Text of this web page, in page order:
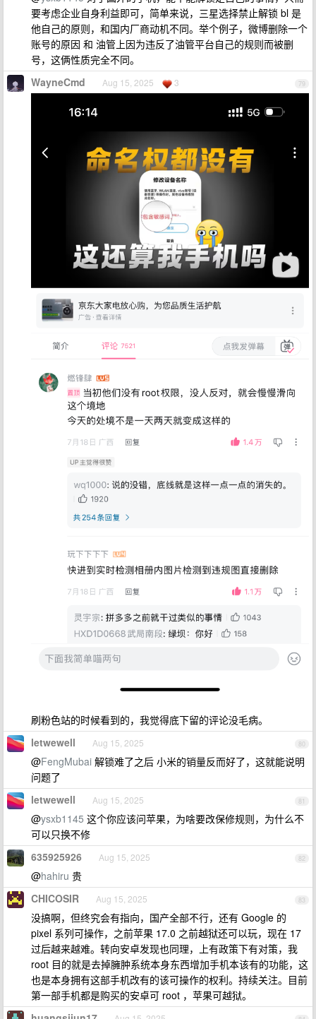
要考虑企业自身利益即可，简单来说，三星选择禁止解锁 bl 是
他自己的原则，和国内厂商动机不同。举个例子，微博删除一个
账号的原因 和 油管上因为违反了油管平台自己的规则而被删
号，这俩性质完全不同。
79
WayneCmd Aug 15, 2025 3
刷粉色站的时候看到的，我觉得底下留的评论没毛病。
80
letwewell Aug 15, 2025
@FengMubai 解锁难了之后 小米的销量反而好了，这就能说明
问题了
81
letwewell Aug 15, 2025
@ysxb1145 这个你应该问苹果，为啥要改保修规则，为什么不
可以只换不修
82
635925926 Aug 15, 2025
@hahiru 贵
83
CHICOSIR Aug 15, 2025
没搞啊，但终究会有指向，国产全部不行，还有 Google 的
pixel 系列可操作，之前苹果 17.0 之前越狱还可以玩，现在 17
过后越来越难。转向安卓发现也同理，上有政策下有对策，我
root 目的就是去掉臃肿系统本身东西增加手机本该有的功能，这
也是本身拥有这部手机改有的该可操作的权利。持续关注。目前
第一部手机都是购买的安卓可 root ，苹果可越狱。